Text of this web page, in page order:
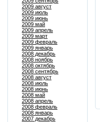
2009 август
2009 июль
2009 июнь
2009 май
2009 апрель
2009 март
2009 февраль
2009 январь
2008 декабрь
2008 ноябрь
2008 октябрь
2008 сентябрь
2008 август
2008 июль
2008 июнь
2008 май
2008 апрель
2008 февраль
2008 январь
2007 декабрь